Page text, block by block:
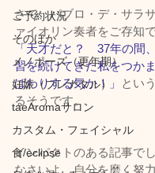
ご予約状況
そのほか
メノポーズ（更年期）
妊娠（プレナタル）
taeAromaサロン
カスタム・フェイシャル
食/eclipse
さて、パブロ・デ・サラ
ァイオリン奏者をご存知
「天才だと？　37年の間
習を続けてきた私をつか
ばわりする気か！」
とい
るそうです。
インパクトのある記事で
なさいよ、自分を磨く努